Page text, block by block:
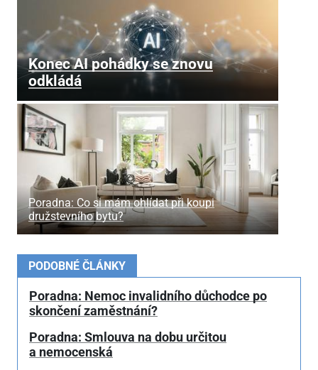
Konec AI pohádky se znovu
odkládá
Poradna: Co si mám ohlídat při koupi
družstevního bytu?
PODOBNÉ ČLÁNKY
Poradna: Nemoc invalidního důchodce po
skončení zaměstnání?
Poradna: Smlouva na dobu určitou
a nemocenská